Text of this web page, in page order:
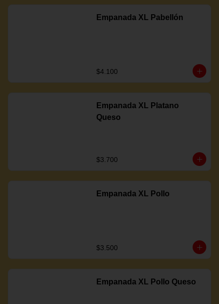
Empanada XL Pabellón
$4.100
Empanada XL Platano
Queso
$3.700
Empanada XL Pollo
$3.500
Empanada XL Pollo Queso